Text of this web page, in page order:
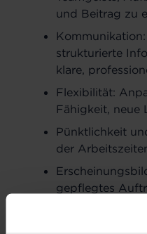
und Beitrag zu
strukturierte
klare,
Flexibilität:
Fähigkeit, neue
Pünktlichkeit
der
gepflegtes